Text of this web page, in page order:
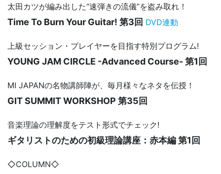
太田カツが編み出した“速弾きの流儀”を盗み取れ！
Time To Burn Your Guitar! 第3回 DVD連動
上級セッション・プレイヤーを目指す特別プログラム!
YOUNG JAM CIRCLE -Advanced Course- 第1回
MI JAPANの名物講師陣が、毎月様々なネタを伝授！
GIT SUMMIT WORKSHOP 第35回
音楽理論の理解度をテスト形式でチェック!
ギタリストのための初級理論講座：赤本編 第1回
◇COLUMN◇